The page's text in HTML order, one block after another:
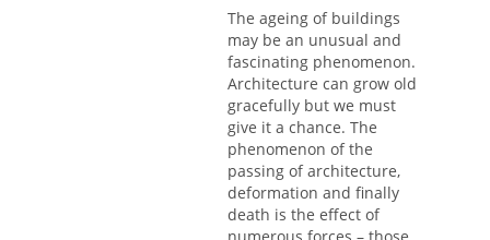
The ageing of buildings
may be an unusual and
fascinating phenomenon.
Architecture can grow old
gracefully but we must
give it a chance. The
phenomenon of the
passing of architecture,
deformation and finally
death is the effect of